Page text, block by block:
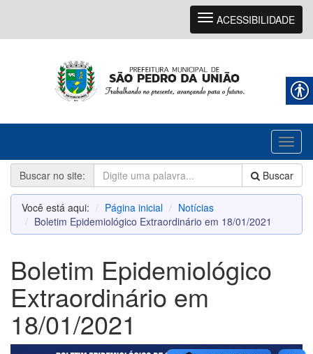
Navegação
ACESSIBILIDADE
Buscar no site:
Buscar
Você está aqui: Página inicial
Notícias
Boletim Epidemiológico Extraordinário em 18/01/2021
Boletim Epidemiológico
Extraordinário em
18/01/2021